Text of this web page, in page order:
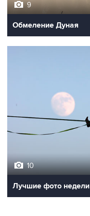
9
Обмеление Дуная
10
Лучшие фото недели